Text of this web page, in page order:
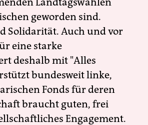
geworden sind.
Solidarität. Auch und vor
eine starke
deshalb mit "Alles
bundesweit linke,
Fonds für deren
braucht guten, frei
Engagement.